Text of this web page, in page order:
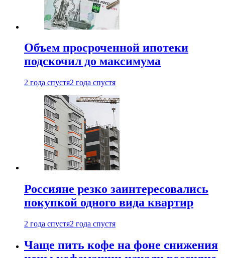
Объем просроченной ипотеки
подскочил до максимума
2 года спустя2 года спустя
Россияне резко заинтересовались
покупкой одного вида квартир
2 года спустя2 года спустя
Чаще пить кофе на фоне снижения